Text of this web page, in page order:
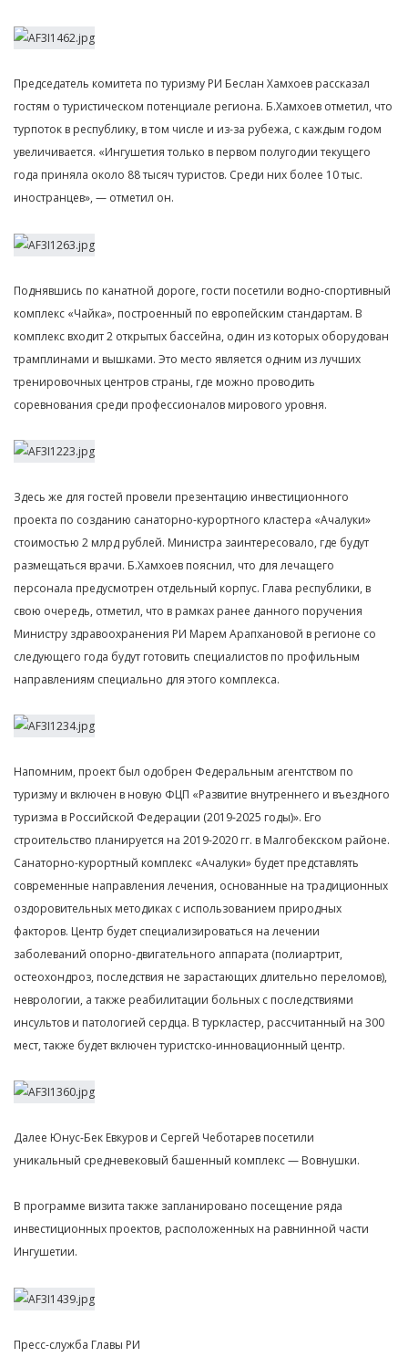
Председатель комитета по туризму РИ Беслан Хамхоев рассказал
гостям о туристическом потенциале региона. Б.Хамхоев отметил, что
турпоток в республику, в том числе и из-за рубежа, с каждым годом
увеличивается. «Ингушетия только в первом полугодии текущего
года приняла около 88 тысяч туристов. Среди них более 10 тыс.
иностранцев», — отметил он.
Поднявшись по канатной дороге, гости посетили водно-спортивный
комплекс «Чайка», построенный по европейским стандартам. В
комплекс входит 2 открытых бассейна, один из которых оборудован
трамплинами и вышками. Это место является одним из лучших
тренировочных центров страны, где можно проводить
соревнования среди профессионалов мирового уровня.
Здесь же для гостей провели презентацию инвестиционного
проекта по созданию санаторно-курортного кластера «Ачалуки»
стоимостью 2 млрд рублей. Министра заинтересовало, где будут
размещаться врачи. Б.Хамхоев пояснил, что для лечащего
персонала предусмотрен отдельный корпус. Глава республики, в
свою очередь, отметил, что в рамках ранее данного поручения
Министру здравоохранения РИ Марем Арапхановой в регионе со
следующего года будут готовить специалистов по профильным
направлениям специально для этого комплекса.
Напомним, проект был одобрен Федеральным агентством по
туризму и включен в новую ФЦП «Развитие внутреннего и въездного
туризма в Российской Федерации (2019-2025 годы)». Его
строительство планируется на 2019-2020 гг. в Малгобекском районе.
Санаторно-курортный комплекс «Ачалуки» будет представлять
современные направления лечения, основанные на традиционных
оздоровительных методиках с использованием природных
факторов. Центр будет специализироваться на лечении
заболеваний опорно-двигательного аппарата (полиартрит,
остеохондроз, последствия не зарастающих длительно переломов),
неврологии, а также реабилитации больных с последствиями
инсультов и патологией сердца. В туркластер, рассчитанный на 300
мест, также будет включен туристско-инновационный центр.
Далее Юнус-Бек Евкуров и Сергей Чеботарев посетили
уникальный средневековый башенный комплекс — Вовнушки.
В программе визита также запланировано посещение ряда
инвестиционных проектов, расположенных на равнинной части
Ингушетии.
Пресс-служба Главы РИ